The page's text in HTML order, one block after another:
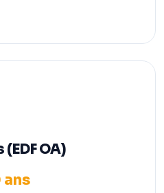
OA)
ans